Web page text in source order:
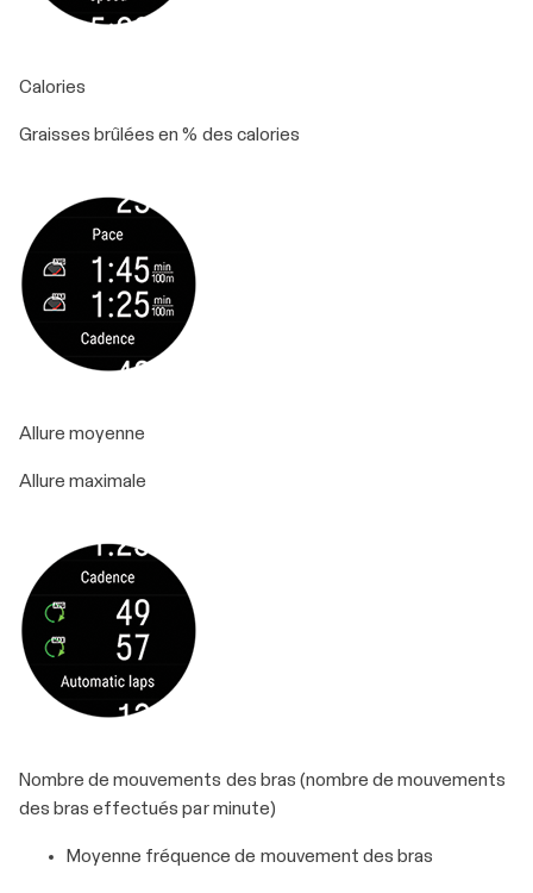
Calories
Graisses brûlées en % des calories
Allure moyenne
Allure maximale
Nombre de mouvements des bras (nombre de mouvements
des bras effectués par minute)
Moyenne fréquence de mouvement des bras